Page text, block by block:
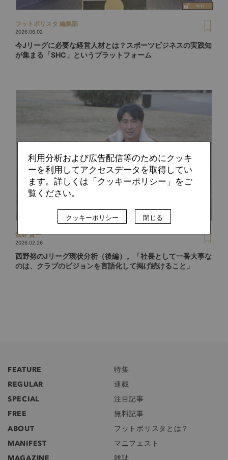
フットボリスタ 編集部
2026.06.02
今Jリーグに必要な経営人材とは？スポーツビジネスの実践知
が集まる「SHC」というプラットフォーム
浅野 賀一
2026.02.26
西野努のJリーグ現状分析（後編）。「社長として一番大事な
のは、クラブのビジョンを言語化して掲げ続けること」
FEATURE
特集
REGULAR
連載
SPECIAL
注目記事
FREE
無料記事
ABOUT
フットボリスタとは？
MANIFEST
マニフェスト
利用分析および広告配信等のためにクッキ
ーを利用してアクセスデータを取得してい
ます。詳しくは「クッキーポリシー」をご
覧ください。
クッキーポリシー 閉じる